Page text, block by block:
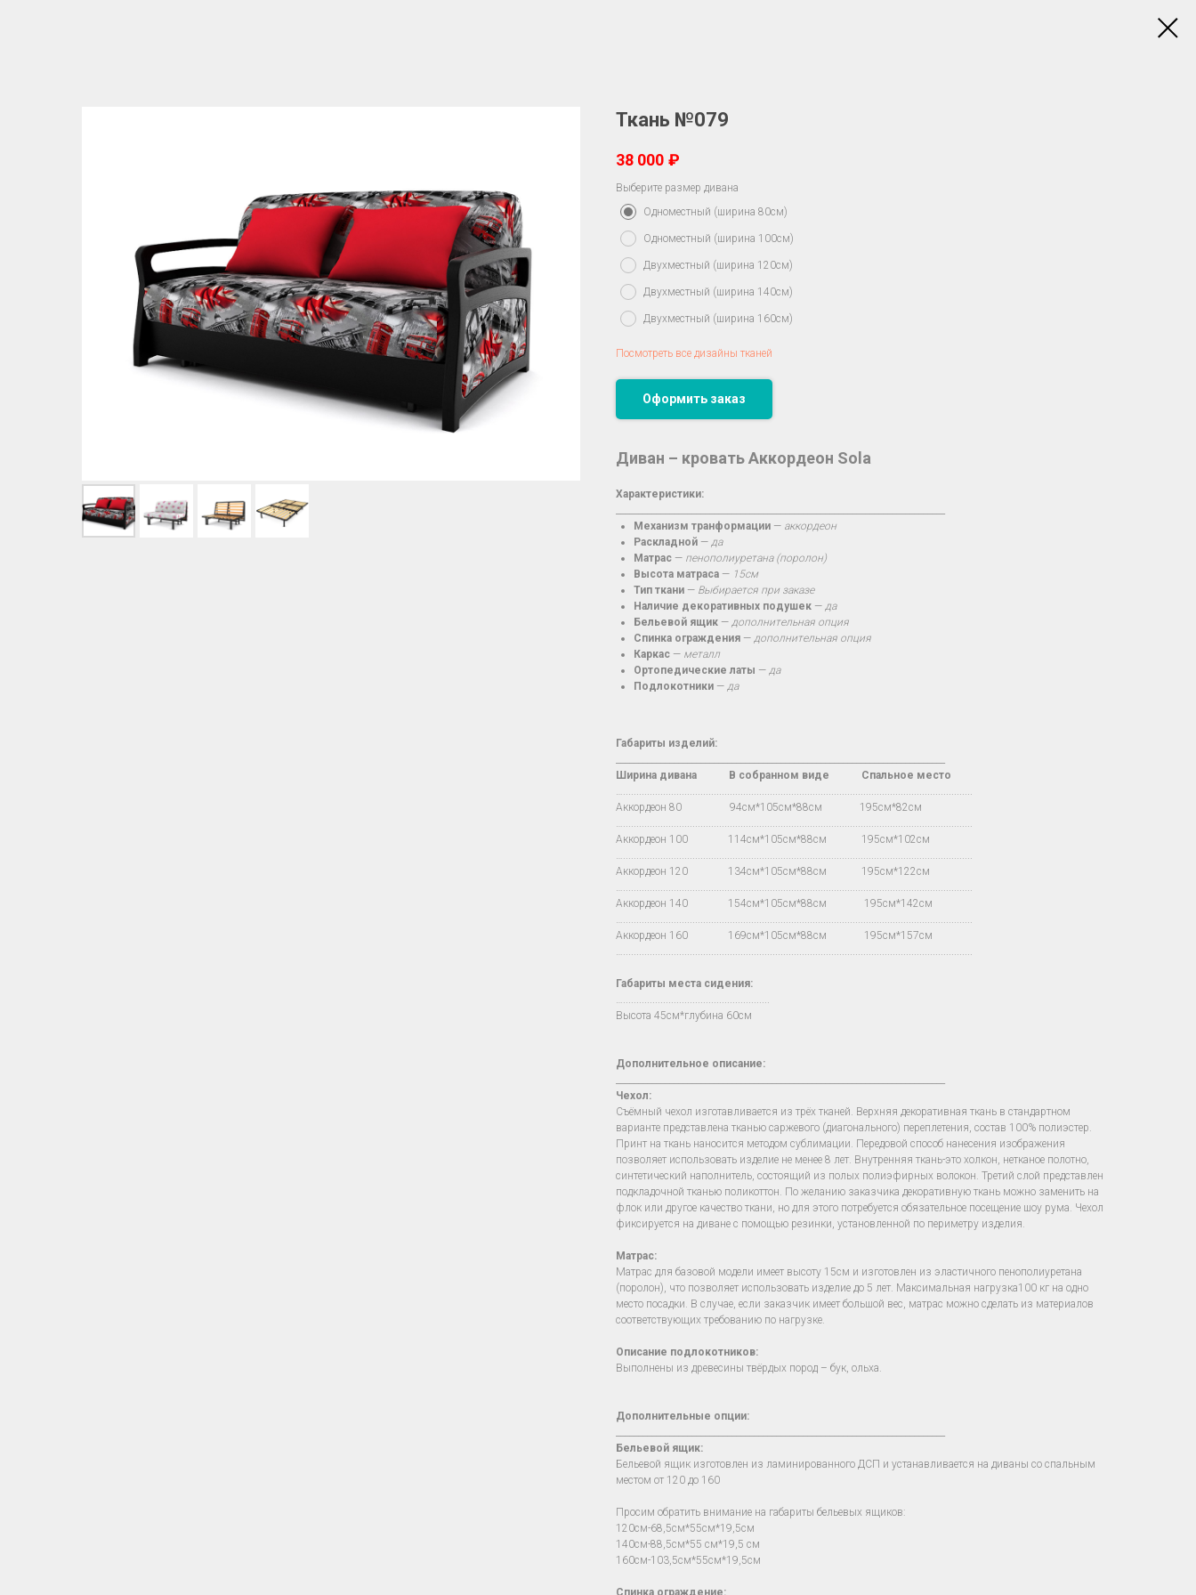
Ткань №079
38 000 ₽
Выберите размер дивана
Одноместный (ширина 80см)
Одноместный (ширина 100см)
Двухместный (ширина 120см)
Двухместный (ширина 140см)
Двухместный (ширина 160см)
Посмотреть все дизайны тканей
Оформить заказ
Диван – кровать Аккордеон Sola
Характеристики:
Механизм транформации — аккордеон
Раскладной — да
Матрас — пенополиуретана (поролон)
Высота матраса — 15см
Тип ткани — Выбирается при заказе
Наличие декоративных подушек — да
Бельевой ящик — дополнительная опция
Спинка ограждения — дополнительная опция
Каркас — металл
Ортопедические латы — да
Подлокотники — да
Габариты изделий:
Ширина дивана
В собранном виде Спальное место
…...................................................................................................................................
Аккордеон 80 94см*105см*88см 195см*82см
…...................................................................................................................................
Аккордеон 100 114см*105см*88см 195см*102см
…...................................................................................................................................
Аккордеон 120 134см*105см*88см 195см*122см
…...................................................................................................................................
Аккордеон 140 154см*105см*88см 195см*142см
…...................................................................................................................................
Аккордеон 160 169см*105см*88см 195см*157см
…...................................................................................................................................
Габариты места сидения:
….......................................................
Высота 45см*глубина 60см
Дополнительное описание:
Чехол:
Съёмный чехол изготавливается из трёх тканей. Верхняя декоративная ткань в стандартном
варианте представлена тканью саржевого (диагонального) переплетения, состав 100% полиэстер.
Принт на ткань наносится методом сублимации. Передовой способ нанесения изображения
позволяет использовать изделие не менее 8 лет. Внутренняя ткань-это холкон, нетканое полотно,
синтетический наполнитель, состоящий из полых полиэфирных волокон. Третий слой представлен
подкладочной тканью поликоттон. По желанию заказчика декоративную ткань можно заменить на
флок или другое качество ткани, но для этого потребуется обязательное посещение шоу рума. Чехол
фиксируется на диване с помощью резинки, установленной по периметру изделия.
Матрас:
Матрас для базовой модели имеет высоту 15см и изготовлен из эластичного пенополиуретана
(поролон), что позволяет использовать изделие до 5 лет. Максимальная нагрузка100 кг на одно
место посадки. В случае, если заказчик имеет большой вес, матрас можно сделать из материалов
соответствующих требованию по нагрузке.
Описание подлокотников:
Выполнены из древесины твёрдых пород – бук, ольха.
Дополнительные опции:
Бельевой ящик:
Бельевой ящик изготовлен из ламинированного ДСП и устанавливается на диваны со спальным
местом от 120 до 160
Просим обратить внимание на габариты бельевых ящиков:
120см-68,5см*55см*19,5см
140см-88,5см*55 см*19,5 см
160см-103,5см*55см*19,5см